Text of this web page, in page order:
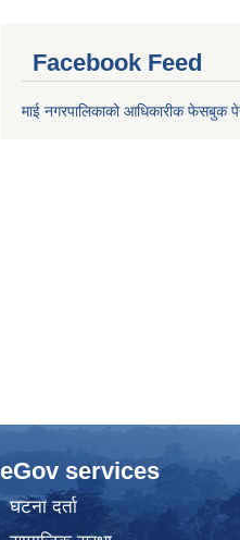
Facebook Feed
माई नगरपालिकाको आधिकारीक फेसबुक
eGov services
घटना दर्ता